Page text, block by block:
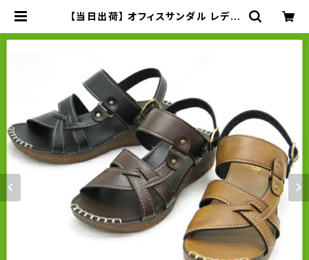
【当日出荷】 オフィスサンダル レディ
付き ヘップサンダル 軽量 イチマツ I